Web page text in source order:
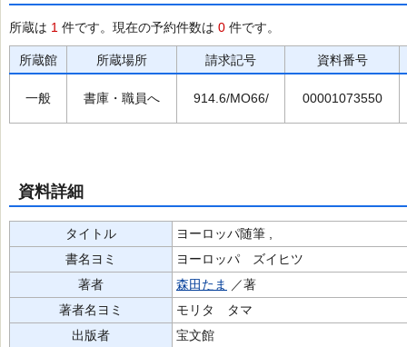
所蔵は 1 件です。現在の予約件数は 0 件です。
所蔵館 所蔵場所 請求記号 資料番号
一般 書庫・職員へ 914.6/MO66/ 00001073550
資料詳細
タイトル
ヨーロッパ随筆 ,
書名ヨミ
ヨーロッパ ズイヒツ
著者
森田たま
／著
著者名ヨミ
モリタ タマ
出版者
宝文館